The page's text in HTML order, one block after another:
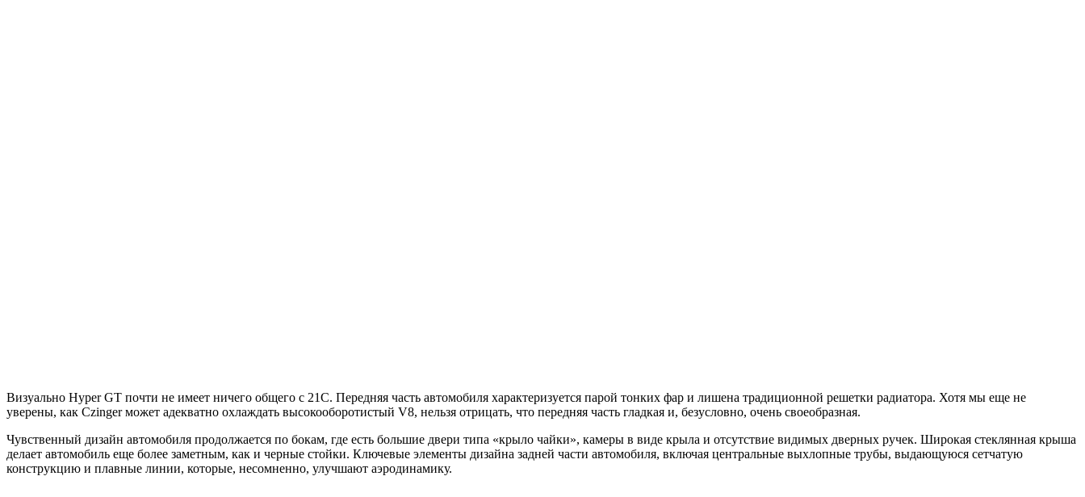
Визуально Hyper GT почти не имеет ничего общего с 21C. Передняя часть автомобиля характеризуется парой тонких фар и лишена традиционной решетки радиатора. Хотя мы еще не
уверены, как Czinger может адекватно охлаждать высокооборотистый V8, нельзя отрицать, что передняя часть гладкая и, безусловно, очень своеобразная.
Чувственный дизайн автомобиля продолжается по бокам, где есть большие двери типа «крыло чайки», камеры в виде крыла и отсутствие видимых дверных ручек. Широкая стеклянная крыша
делает автомобиль еще более заметным, как и черные стойки. Ключевые элементы дизайна задней части автомобиля, включая центральные выхлопные трубы, выдающуюся сетчатую
конструкцию и плавные линии, которые, несомненно, улучшают аэродинамику.